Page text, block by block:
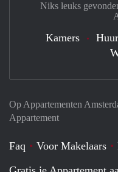
Op Appartementen
Appartement
Faq Voor Makelaars
Niks leuks
Kamers